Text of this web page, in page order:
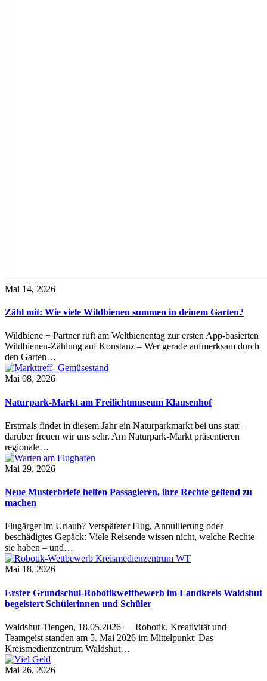
Mai 14, 2026
Zähl mit: Wie viele Wildbienen summen in deinem Garten?
Wildbiene + Partner ruft am Weltbienentag zur ersten App-basierten
Wildbienen-Zählung auf Konstanz – Wer gerade aufmerksam durch
den Garten…
Mai 08, 2026
Naturpark-Markt am Freilichtmuseum Klausenhof
Erstmals findet in diesem Jahr ein Naturparkmarkt bei uns statt –
darüber freuen wir uns sehr. Am Naturpark-Markt präsentieren
regionale…
Mai 29, 2026
Neue Musterbriefe helfen Passagieren, ihre Rechte geltend zu
machen
Flugärger im Urlaub? Verspäteter Flug, Annullierung oder
beschädigtes Gepäck: Viele Reisende wissen nicht, welche Rechte
sie haben – und…
Mai 18, 2026
Erster Grundschul-Robotikwettbewerb im Landkreis Waldshut
begeistert Schülerinnen und Schüler
Waldshut-Tiengen, 18.05.2026 — Robotik, Kreativität und
Teamgeist standen am 5. Mai 2026 im Mittelpunkt: Das
Kreismedienzentrum Waldshut…
Mai 26, 2026